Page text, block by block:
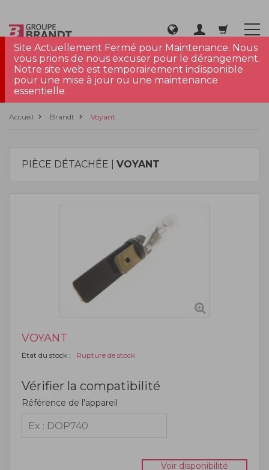
Site Actuellement Fermé pour Maintenance. Nous
vous prions de nous excuser pour le dérangement.
Notre site web est temporairement indisponible
pour une mise à jour ou une maintenance
essentielle.
Accueil Brandt Voyant
PIÈCE DÉTACHÉE | VOYANT
VOYANT
État du stock : Rupture de stock
Vérifier la compatibilité
Référence de l'appareil
Voir disponibilité